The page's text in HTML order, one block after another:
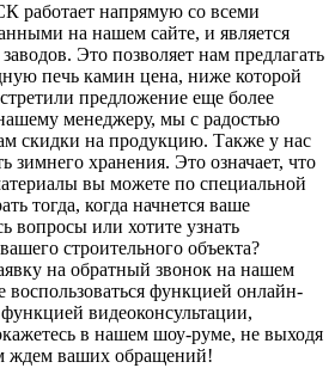
работает напрямую со всеми
на нашем сайте, и является
Это позволяет нам предлагать
печь камин цена, ниже которой
предложение еще более
менеджеру, мы с радостью
скидки на продукцию. Также у нас
зимнего хранения. Это означает, что
вы можете по специальной
тогда, когда начнется ваше
вопросы или хотите узнать
строительного объекта?
на обратный звонок на нашем
функцией онлайн-
видеоконсультации,
в нашем шоу-руме, не выходя
ждем ваших обращений!